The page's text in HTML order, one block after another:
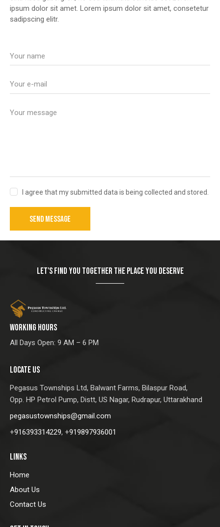
ipsum dolor sit amet. Lorem ipsum dolor sit amet, consetetur
sadipscing elitr.
I agree that my submitted data is being collected and stored.
SEND MESSAGE
LET'S FIND YOU TOGETHER THE PLACE YOU DESERVE
WORKING HOURS
All Days Open: 9 AM – 6 PM
LOCATE US
Pegasus Townships Ltd, Balwant Farms, Bilaspur Road,
Opp. HP Petrol Pump, Distt, US Nagar, Rudrapur, Uttarakhand
pegasustownships@gmail.com
+916393314229, +919897936001
LINKS
Home
About Us
Contact Us